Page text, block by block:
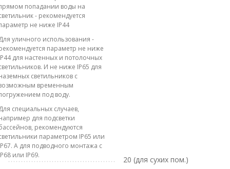
попадании воды на
- рекомендуется
не ниже IP44
уличного использования -
параметр не ниже
для настенных и потолочных
И не ниже IP65 для
светильников с
временным
под воду.
специальных случаев,
для подсветки
рекомендуются
параметром IP65 или
А для подводного монтажа с
или IP69.
20 (для сухих пом.)